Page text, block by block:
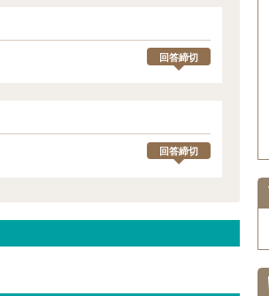
回答締切
回答締切